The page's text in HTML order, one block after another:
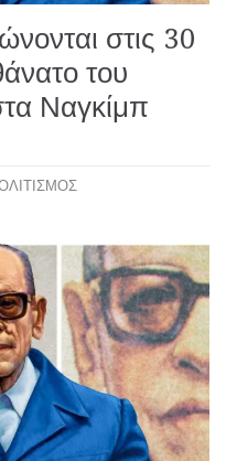
στις 30
του
Ναγκίμπ